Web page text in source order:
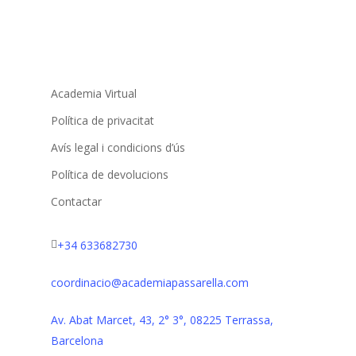
Academia Virtual
Política de privacitat
Avís legal i condicions d’ús
Política de devolucions
Contactar
+34 633682730
coordinacio@academiapassarella.com
Av. Abat Marcet, 43, 2° 3°, 08225 Terrassa,
Barcelona